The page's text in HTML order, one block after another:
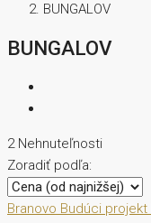
BUNGALOV
BUNGALOV
2 Nehnuteľnosti
Zoradiť podľa:
Branovo Budúci projekt